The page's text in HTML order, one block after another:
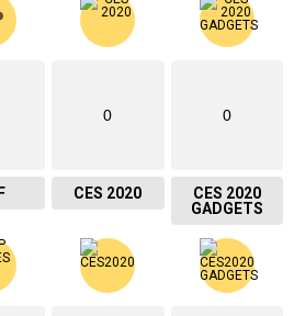
0
CES 2020
0
CES 2020
GADGETS